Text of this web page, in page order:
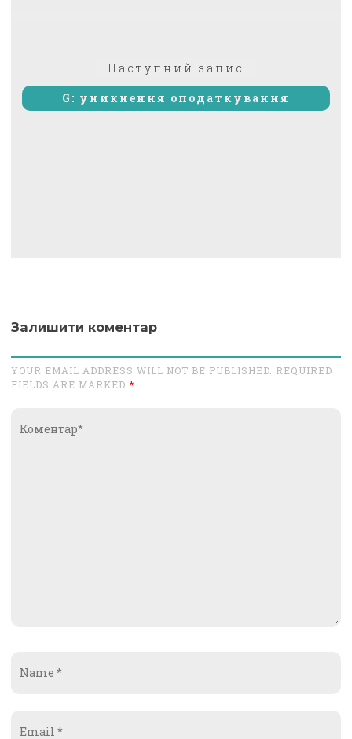
Наступний запис
G: уникнення оподаткування
Залишити коментар
YOUR EMAIL ADDRESS WILL NOT BE PUBLISHED. REQUIRED
FIELDS ARE MARKED *